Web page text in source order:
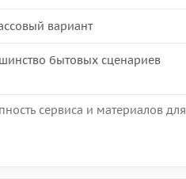
вариант
бытовых сценариев
сервиса и материалов для